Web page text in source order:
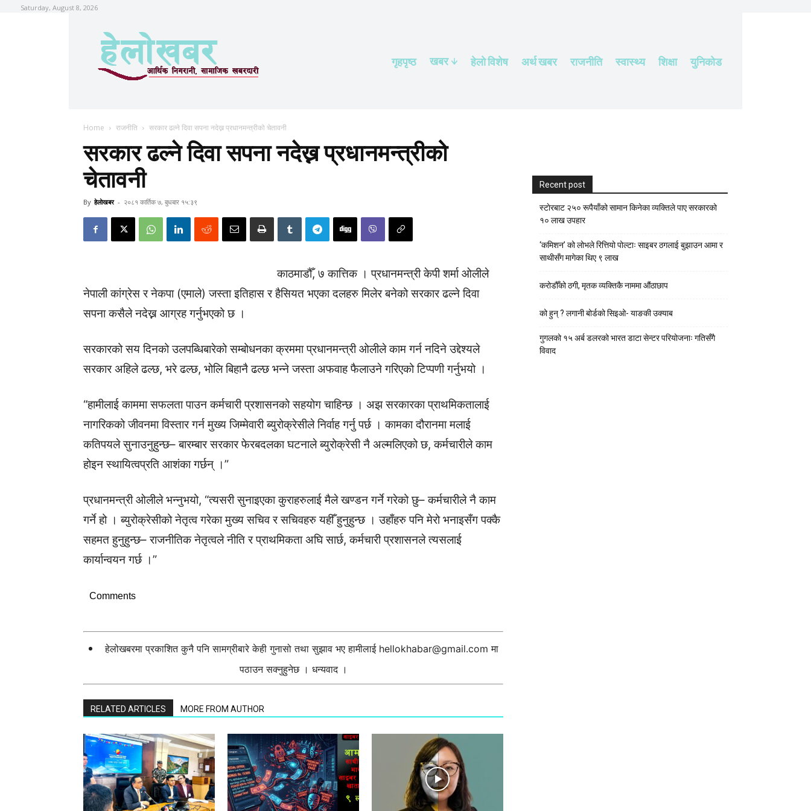
Saturday, August 8, 2026
गृहपृष्ठ खबर हेलाे विशेष अर्थ खबर राजनीति स्वास्थ्य शिक्षा युनिकोड
Home राजनीति सरकार ढल्ने दिवा सपना नदेख्न प्रधानमन्त्रीको चेतावनी
सरकार ढल्ने दिवा सपना नदेख्न प्रधानमन्त्रीको
चेतावनी
By हेलाेखबर - २०८१ कार्तिक ७, बुधबार १५:३९
काठमाडौँ, ७ कात्तिक । प्रधानमन्त्री केपी शर्मा ओलीले
नेपाली कांग्रेस र नेकपा (एमाले) जस्ता इतिहास र हैसियत भएका दलहरु मिलेर बनेको सरकार ढल्ने दिवा
सपना कसैले नदेख्न आग्रह गर्नुभएको छ ।
सरकारको सय दिनको उलपब्धिबारेको सम्बोधनका क्रममा प्रधानमन्त्री ओलीले काम गर्न नदिने उद्देश्यले
सरकार अहिले ढल्छ, भरे ढल्छ, भोलि बिहानै ढल्छ भन्ने जस्ता अफवाह फैलाउने गरिएको टिप्पणी गर्नुभयो ।
“हामीलाई काममा सफलता पाउन कर्मचारी प्रशासनको सहयोग चाहिन्छ । अझ सरकारका प्राथमिकतालाई
नागरिकको जीवनमा विस्तार गर्न मुख्य जिम्मेवारी ब्युरोक्रेसीले निर्वाह गर्नु पर्छ । कामका दौरानमा मलाई
कतिपयले सुनाउनुहुन्छ– बारम्बार सरकार फेरबदलका घटनाले ब्युरोक्रेसी नै अल्मलिएको छ, कर्मचारीले काम
होइन स्थायित्वप्रति आशंका गर्छन् ।”
प्रधानमन्त्री ओलीले भन्नुभयो, “त्यसरी सुनाइएका कुराहरुलाई मैले खण्डन गर्ने गरेको छु– कर्मचारीले नै काम
गर्ने हो । ब्युरोक्रेसीको नेतृत्व गरेका मुख्य सचिव र सचिवहरु यहीँ हुनुहुन्छ । उहाँहरु पनि मेरो भनाइसँग पक्कै
सहमत हुनुहुन्छ– राजनीतिक नेतृत्वले नीति र प्राथमिकता अघि सार्छ, कर्मचारी प्रशासनले त्यसलाई
कार्यान्वयन गर्छ ।”
Comments
हेलोखबरमा प्रकाशित कुनै पनि सामग्रीबारे केही गुनासो तथा सुझाव भए हामीलाई hellokhabar@gmail.com मा
पठाउन सक्नुहुनेछ । धन्यवाद ।
RELATED ARTICLES MORE FROM AUTHOR
Recent post
स्टाेरबाट २५० रूपैयाँको सामान किनेका व्यक्तिले पाए सरकारको
१० लाख उपहार
‘कमिशन’ को लोभले रित्तियो पोल्टाः साइबर ठगलाई बुझाउन आमा र
साथीसँग मागेका थिए ९ लाख
करोडौँको ठगी, मृतक व्यक्तिकै नाममा औंठाछाप
को हुन् ? लगानी बोर्डको सिइओ- याङकी उक्याब
गुगलको १५ अर्ब डलरको भारत डाटा सेन्टर परियोजनाः गतिसँगै
विवाद